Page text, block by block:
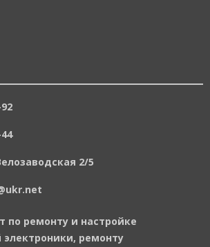
2/5
по ремонту и настройке
ремонту